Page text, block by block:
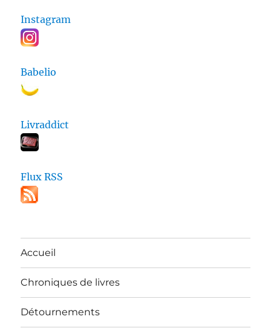
Instagram
Babelio
Livraddict
Flux RSS
Accueil
Chroniques de livres
Détournements